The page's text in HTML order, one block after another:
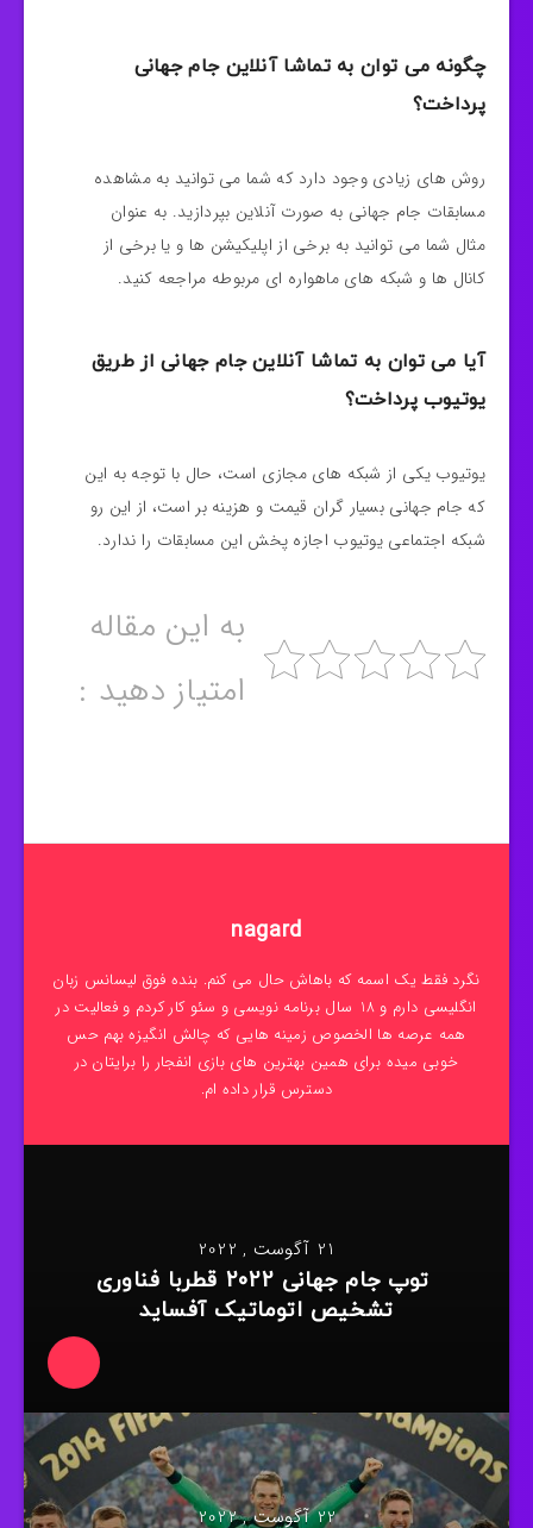
چگونه می توان به تماشا آنلاین جام جهانی
پرداخت؟
روش های زیادی وجود دارد که شما می توانید به مشاهده
مسابقات جام جهانی به صورت آنلاین بپردازید. به عنوان
مثال شما می توانید به برخی از اپلیکیشن ها و یا برخی از
کانال ها و شبکه های ماهواره ای مربوطه مراجعه کنید.
آیا می توان به تماشا آنلاین جام جهانی از طریق
یوتیوب پرداخت؟
یوتیوب یکی از شبکه های مجازی است، حال با توجه به این
که جام جهانی بسیار گران قیمت و هزینه بر است، از این‌ رو
شبکه اجتماعی یوتیوب اجازه پخش این مسابقات را ندارد.
به این مقاله
امتیاز دهید :
nagard
نگرد فقط یک اسمه که باهاش حال می کنم. بنده فوق لیسانس زبان
انگلیسی دارم و 18 سال برنامه نویسی و سئو کار کردم و فعالیت در
همه عرصه ها الخصوص زمینه هایی که چالش انگیزه بهم حس
خوبی میده برای همین بهترین های بازی انفجار را برایتان در
دسترس قرار داده ام.
21 آگوست , 2022
توپ جام جهانی 2022 قطربا فناوری
تشخیص اتوماتیک آفساید
22 آگوست , 2022